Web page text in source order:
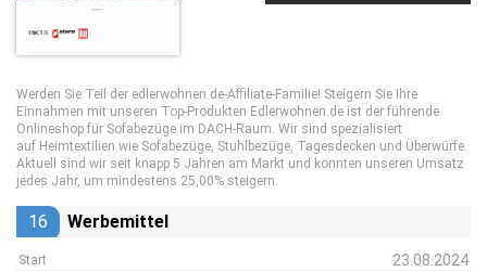
Werden Sie Teil der edlerwohnen.de-Affiliate-Familie! Steigern Sie Ihre
Einnahmen mit unseren Top-Produkten Edlerwohnen.de ist der führende
Onlineshop für Sofabezüge im DACH-Raum. Wir sind spezialisiert
auf Heimtextilien wie Sofabezüge, Stuhlbezüge, Tagesdecken und Überwürfe.
Aktuell sind wir seit knapp 5 Jahren am Markt und konnten unseren Umsatz
jedes Jahr, um mindestens 25,00% steigern.
16 Werbemittel
Start 23.08.2024